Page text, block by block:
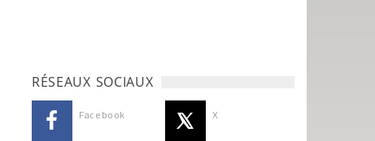
RÉSEAUX SOCIAUX
Facebook X